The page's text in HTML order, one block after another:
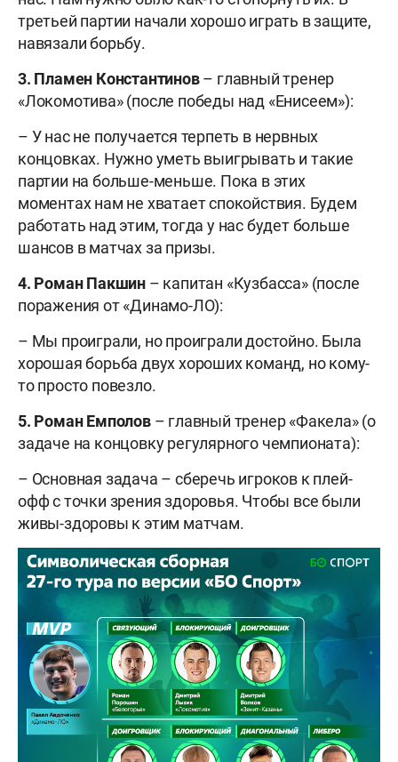
третьей партии начали хорошо играть в защите,
навязали борьбу.
3. Пламен Константинов– главный тренер
«Локомотива» (после победы над «Енисеем»):
– У нас не получается терпеть в нервных
концовках. Нужно уметь выигрывать и такие
партии на больше-меньше. Пока в этих
моментах нам не хватает спокойствия. Будем
работать над этим, тогда у нас будет больше
шансов в матчах за призы.
4. Роман Пакшин – капитан «Кузбасса» (после
поражения от «Динамо-ЛО):
– Мы проиграли, но проиграли достойно. Была
хорошая борьба двух хороших команд, но кому-
то просто повезло.
5. Роман Емполов– главный тренер «Факела» (о
задаче на концовку регулярного чемпионата):
– Основная задача – сберечь игроков к плей-
офф с точки зрения здоровья. Чтобы все были
живы-здоровы к этим матчам.